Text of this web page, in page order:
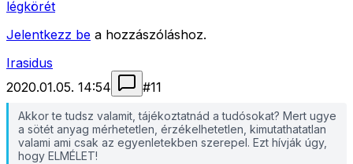
légkörét
Jelentkezz be a hozzászóláshoz.
Irasidus
2020.01.05. 14:54
#11
Akkor te tudsz valamit, tájékoztatnád a tudósokat? Mert ugye
a sötét anyag mérhetetlen, érzékelhetetlen, kimutathatatlan
valami ami csak az egyenletekben szerepel. Ezt hívják úgy,
hogy ELMÉLET!